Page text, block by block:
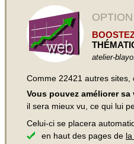
atelier-
Comme 22421 autres
Vous pouvez améliorer
il sera mieux vu, ce qui lui
Celui-ci se placera
en haut des pages de